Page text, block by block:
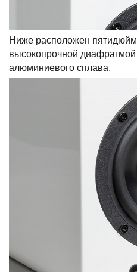
Ниже расположен
высокопрочной диафрагмой
алюминиевого сплава.